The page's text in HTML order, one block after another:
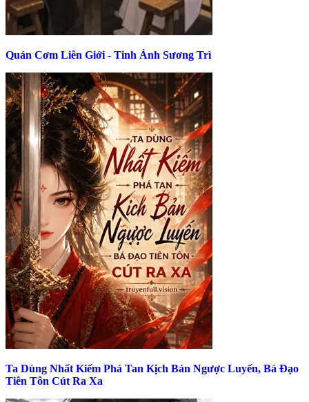
Quán Cơm Liên Giới - Tinh Ảnh Sương Trì
Ta Dùng Nhất Kiếm Phá Tan Kịch Bản Ngược Luyến, Bá Đạo
Tiên Tôn Cút Ra Xa